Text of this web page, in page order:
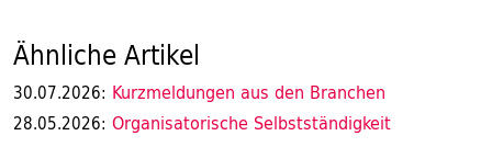
Ähnliche Artikel
30.07.2026: Kurzmeldungen aus den Branchen
28.05.2026: Organisatorische Selbstständigkeit